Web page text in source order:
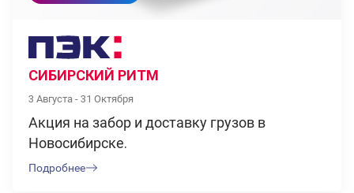
СИБИРСКИЙ РИТМ
3 Августа - 31 Октября
Акция на забор и доставку грузов в
Новосибирске.
Подробнее